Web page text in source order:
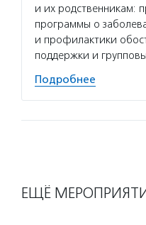
и их родственникам:
программы о
и профилактики
поддержки и
Подробнее
ЕЩЁ